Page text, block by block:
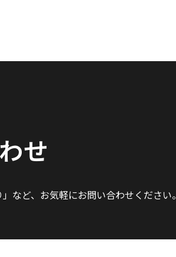
せ
など、 お気軽にお問い合わせください。